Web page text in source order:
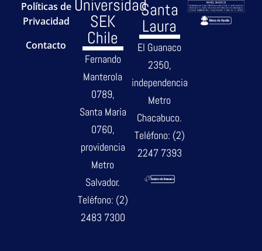
Políticas de
Privacidad
Contacto
Universidad
SEK
Chile
Fernando
Manterola
0789,
Santa María
0760,
providencia
Metro
Salvador.
Teléfono: (2)
2483 7300
Santa
Laura
El Guanaco
2350,
independencia
Metro
Chacabuco.
Teléfono: (2)
2247 7393